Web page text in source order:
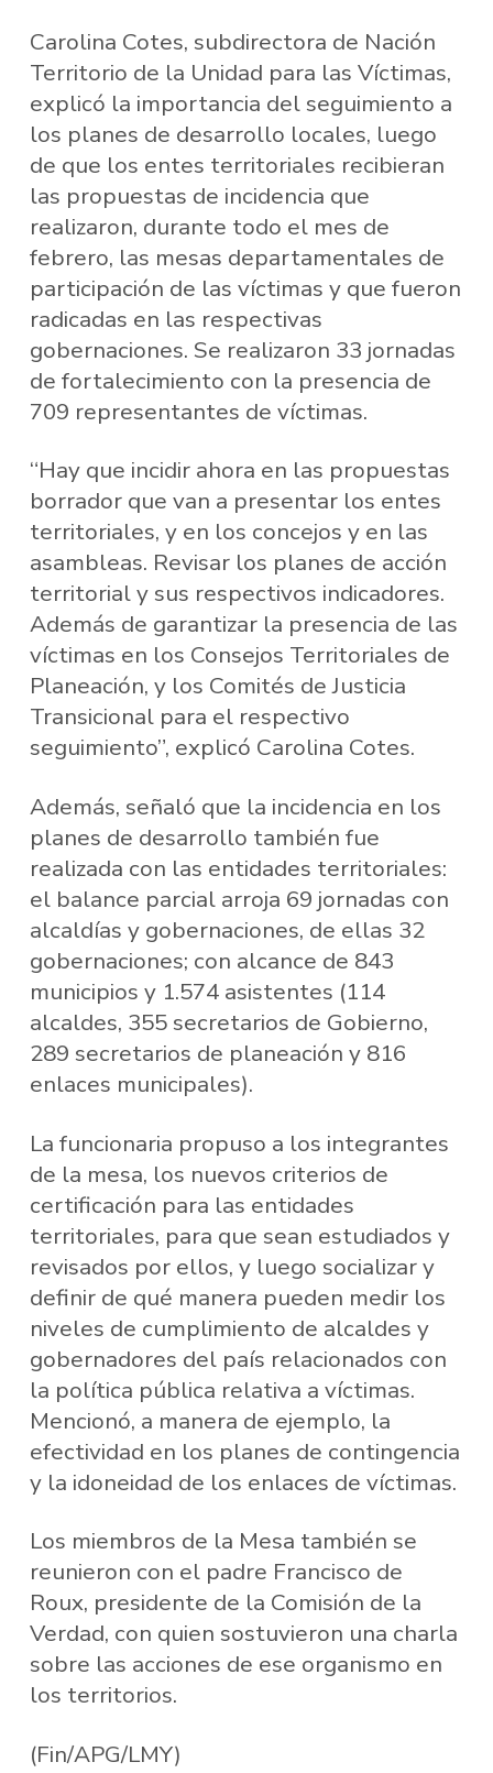
Carolina Cotes, subdirectora de Nación
Territorio de la Unidad para las Víctimas,
explicó la importancia del seguimiento a
los planes de desarrollo locales, luego
de que los entes territoriales recibieran
las propuestas de incidencia que
realizaron, durante todo el mes de
febrero, las mesas departamentales de
participación de las víctimas y que fueron
radicadas en las respectivas
gobernaciones. Se realizaron 33 jornadas
de fortalecimiento con la presencia de
709 representantes de víctimas.
“Hay que incidir ahora en las propuestas
borrador que van a presentar los entes
territoriales, y en los concejos y en las
asambleas. Revisar los planes de acción
territorial y sus respectivos indicadores.
Además de garantizar la presencia de las
víctimas en los Consejos Territoriales de
Planeación, y los Comités de Justicia
Transicional para el respectivo
seguimiento”, explicó Carolina Cotes.
Además, señaló que la incidencia en los
planes de desarrollo también fue
realizada con las entidades territoriales:
el balance parcial arroja 69 jornadas con
alcaldías y gobernaciones, de ellas 32
gobernaciones; con alcance de 843
municipios y 1.574 asistentes (114
alcaldes, 355 secretarios de Gobierno,
289 secretarios de planeación y 816
enlaces municipales).
La funcionaria propuso a los integrantes
de la mesa, los nuevos criterios de
certificación para las entidades
territoriales, para que sean estudiados y
revisados por ellos, y luego socializar y
definir de qué manera pueden medir los
niveles de cumplimiento de alcaldes y
gobernadores del país relacionados con
la política pública relativa a víctimas.
Mencionó, a manera de ejemplo, la
efectividad en los planes de contingencia
y la idoneidad de los enlaces de víctimas.
Los miembros de la Mesa también se
reunieron con el padre Francisco de
Roux, presidente de la Comisión de la
Verdad, con quien sostuvieron una charla
sobre las acciones de ese organismo en
los territorios.
(Fin/APG/LMY)